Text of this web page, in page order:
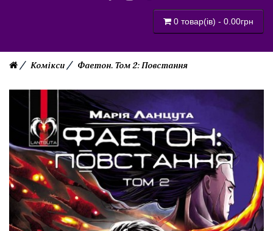
0 товар(ів) - 0.00грн
Комікси Фаетон. Том 2: Повстання